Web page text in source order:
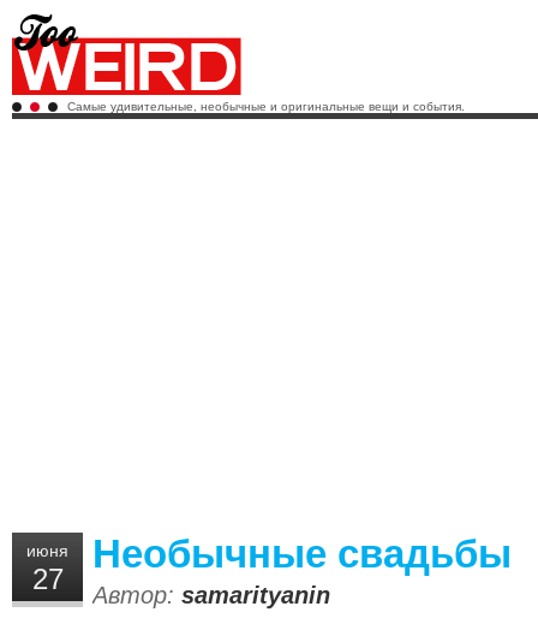
Самые удивительные, необычные и оригинальные вещи и события.
июня
27
Необычные свадьбы
Автор: samarityanin